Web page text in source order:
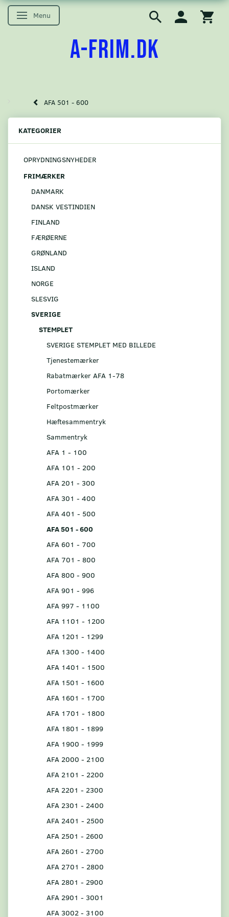
Skifte navigation
Menu
A-FRIM.DK
AFA 501 - 600
KATEGORIER
OPRYDNINGSNYHEDER
FRIMÆRKER
DANMARK
DANSK VESTINDIEN
FINLAND
FÆRØERNE
GRØNLAND
ISLAND
NORGE
SLESVIG
SVERIGE
STEMPLET
SVERIGE STEMPLET MED BILLEDE
Tjenestemærker
Rabatmærker AFA 1-78
Portomærker
Feltpostmærker
Hæftesammentryk
Sammentryk
AFA 1 - 100
AFA 101 - 200
AFA 201 - 300
AFA 301 - 400
AFA 401 - 500
AFA 501 - 600
AFA 601 - 700
AFA 701 - 800
AFA 800 - 900
AFA 901 - 996
AFA 997 - 1100
AFA 1101 - 1200
AFA 1201 - 1299
AFA 1300 - 1400
AFA 1401 - 1500
AFA 1501 - 1600
AFA 1601 - 1700
AFA 1701 - 1800
AFA 1801 - 1899
AFA 1900 - 1999
AFA 2000 - 2100
AFA 2101 - 2200
AFA 2201 - 2300
AFA 2301 - 2400
AFA 2401 - 2500
AFA 2501 - 2600
AFA 2601 - 2700
AFA 2701 - 2800
AFA 2801 - 2900
AFA 2901 - 3001
AFA 3002 - 3100